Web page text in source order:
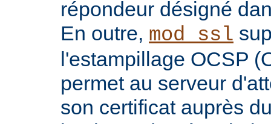
répondeur désigné
En outre, mod_ssl
l'estampillage OCSP
permet au serveur
son certificat auprès